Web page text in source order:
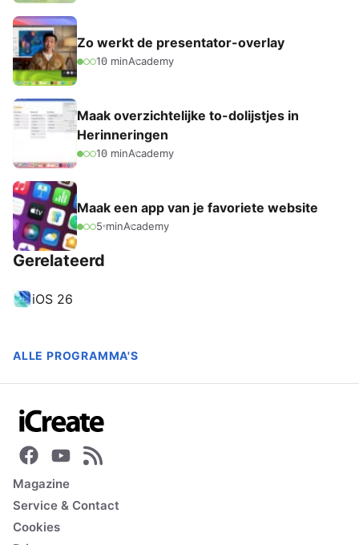
Gerelateerd
iOS 26
ALLE PROGRAMMA'S
Zo werkt de presentator-overlay
10 minAcademy
Maak overzichtelijke to-dolijstjes in
Herinneringen
10 minAcademy
Maak een app van je favoriete website
5 minAcademy
Magazine
Service & Contact
Cookies